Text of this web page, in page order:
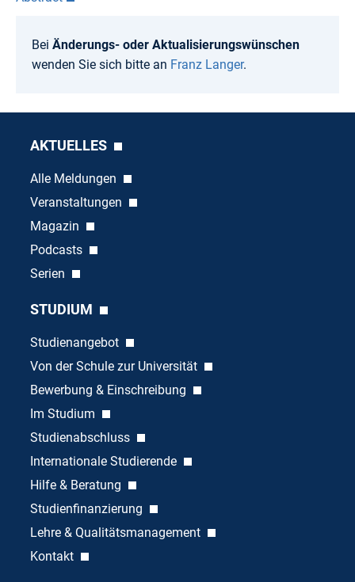
Bei Änderungs- oder Aktualisierungswünschen
wenden Sie sich bitte an Franz Langer.
AKTUELLES
Alle Meldungen
Veranstaltungen
Magazin
Podcasts
Serien
STUDIUM
Studienangebot
Von der Schule zur Universität
Bewerbung & Einschreibung
Im Studium
Studienabschluss
Internationale Studierende
Hilfe & Beratung
Studienfinanzierung
Lehre & Qualitätsmanagement
Kontakt